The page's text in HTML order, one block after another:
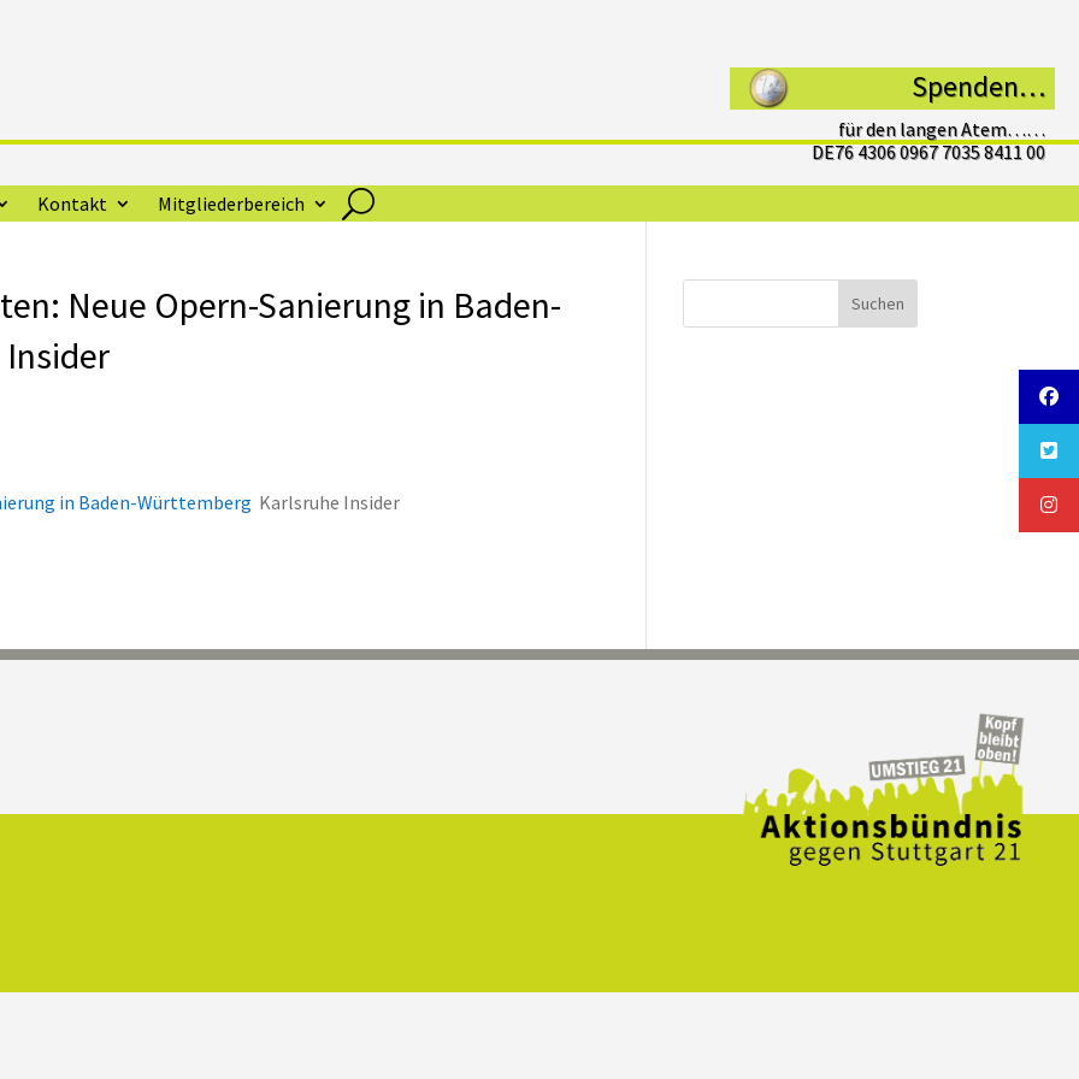
Spenden…
für den langen Atem……
DE76 4306 0967 7035 8411 00
Kontakt Mitgliederbereich
Neue Opern-Sanierung in Baden-
in Baden-Württemberg Karlsruhe Insider
Suchen